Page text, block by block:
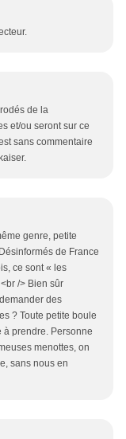
de la
et/ou seront sur ce
sans commentaire
genre, petite
de France
ce sont « les
/> Bien sûr
des
? Toute petite boule
à prendre. Personne
menottes, on
sans nous en